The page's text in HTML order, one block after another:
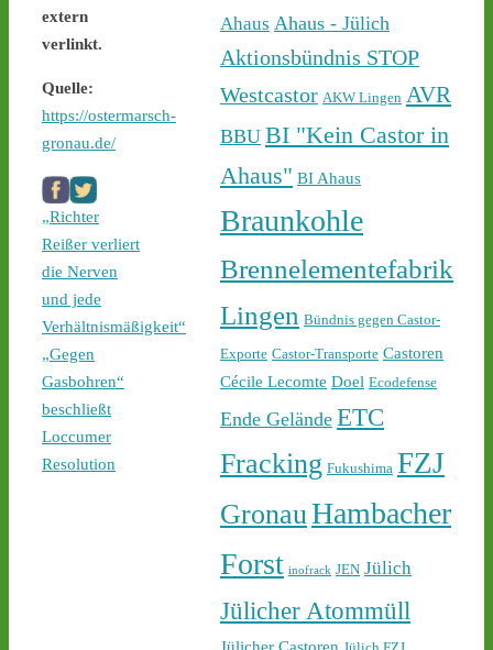
extern
verlinkt.
Quelle:
https://ostermarsch-
gronau.de/
„Richter
Reißer verliert
die Nerven
und jede
Verhältnismäßigkeit“
„Gegen
Gasbohren“
beschließt
Loccumer
Resolution
Protest gegen die
unnötigen & gefährlichen
Atommülltransporte über
NRWs Autobahnen
Mahnwache versammelt -
castor-stoppen.de/ticker/
#atommüll #castor
1 2
Castor stoppen!
@castorstoppen.bsky.social
22.45 Uhr - der 12. Castor
aus Jülich mit Ziel Ahaus
rollt - Polizei baut
Ahaus Ahaus - Jülich
Aktionsbündnis STOP
Westcastor AKW Lingen AVR
BBU BI "Kein Castor in
Ahaus" BI Ahaus
Braunkohle
Brennelementefabrik
Lingen Bündnis gegen Castor-
Exporte Castor-Transporte Castoren
Cécile Lecomte Doel Ecodefense
Ende Gelände ETC
Fracking Fukushima FZJ
GronauHambacher
Forst inofrack JEN Jülich
Jülicher Atommüll